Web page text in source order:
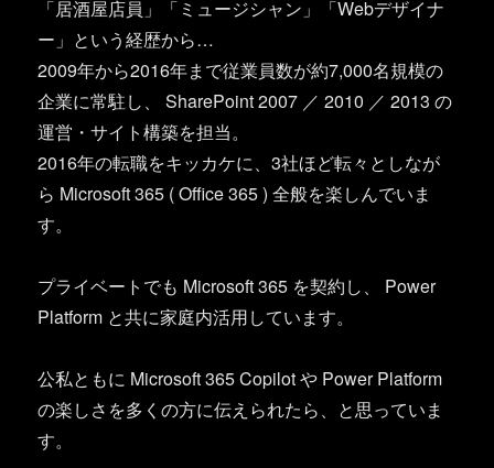
「居酒屋店員」「ミュージシャン」「Webデザイナ
ー」という経歴から…
2009年から2016年まで従業員数が約7,000名規模の
企業に常駐し、 SharePoint 2007 ／ 2010 ／ 2013 の
運営・サイト構築を担当。
2016年の転職をキッカケに、3社ほど転々としなが
ら Microsoft 365 ( Office 365 ) 全般を楽しんでいま
す。
プライベートでも Microsoft 365 を契約し、 Power
Platform と共に家庭内活用しています。
公私ともに Microsoft 365 Copilot や Power Platform
の楽しさを多くの方に伝えられたら、と思っていま
す。